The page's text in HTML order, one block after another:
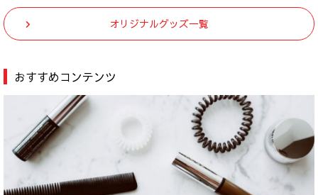
オリジナルグッズ一覧
おすすめコンテンツ